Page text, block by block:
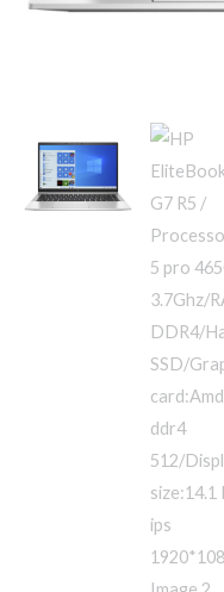
SSD/Graphic
size:14.1
Fhd
ips